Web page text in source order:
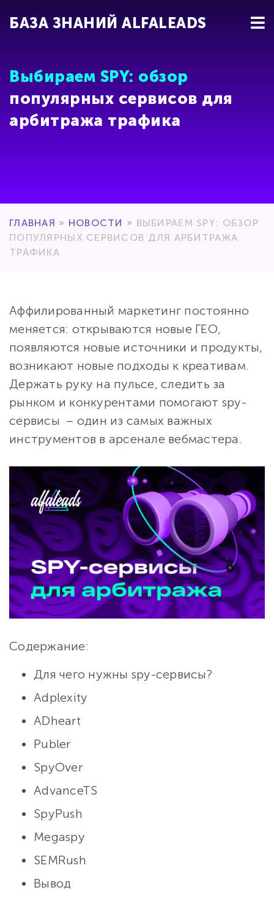
БАЗА ЗНАНИЙ ALFALEADS
Выбираем SPY: обзор
популярных сервисов для
арбитража трафика
ГЛАВНАЯ » НОВОСТИ » ВЫБИРАЕМ SPY: ОБЗОР
ПОПУЛЯРНЫХ СЕРВИСОВ ДЛЯ АРБИТРАЖА
ТРАФИКА
Аффилированный маркетинг постоянно
меняется: открываются новые ГЕО,
появляются новые источники и продукты,
возникают новые подходы к креативам.
Держать руку на пульсе, следить за
рынком и конкурентами помогают spy-
сервисы – один из самых важных
инструментов в арсенале вебмастера.
Содержание:
Для чего нужны spy-сервисы?
Adplexity
ADheart
Publer
SpyOver
AdvanceTS
SpyPush
Megaspy
SEMRush
Вывод